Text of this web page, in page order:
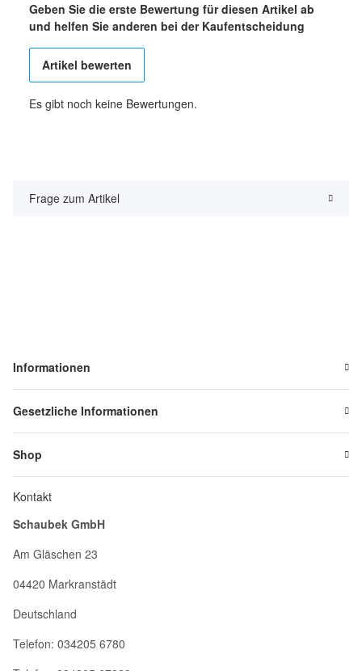
Geben Sie die erste Bewertung für diesen Artikel ab
und helfen Sie anderen bei der Kaufentscheidung
Artikel bewerten
Es gibt noch keine Bewertungen.
Frage zum Artikel
Informationen
Gesetzliche Informationen
Shop
Kontakt
Schaubek GmbH
Am Gläschen 23
04420 Markranstädt
Deutschland
Telefon: 034205 6780